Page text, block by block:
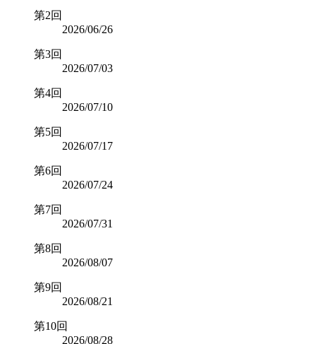
第2回
2026/06/26
第3回
2026/07/03
第4回
2026/07/10
第5回
2026/07/17
第6回
2026/07/24
第7回
2026/07/31
第8回
2026/08/07
第9回
2026/08/21
第10回
2026/08/28